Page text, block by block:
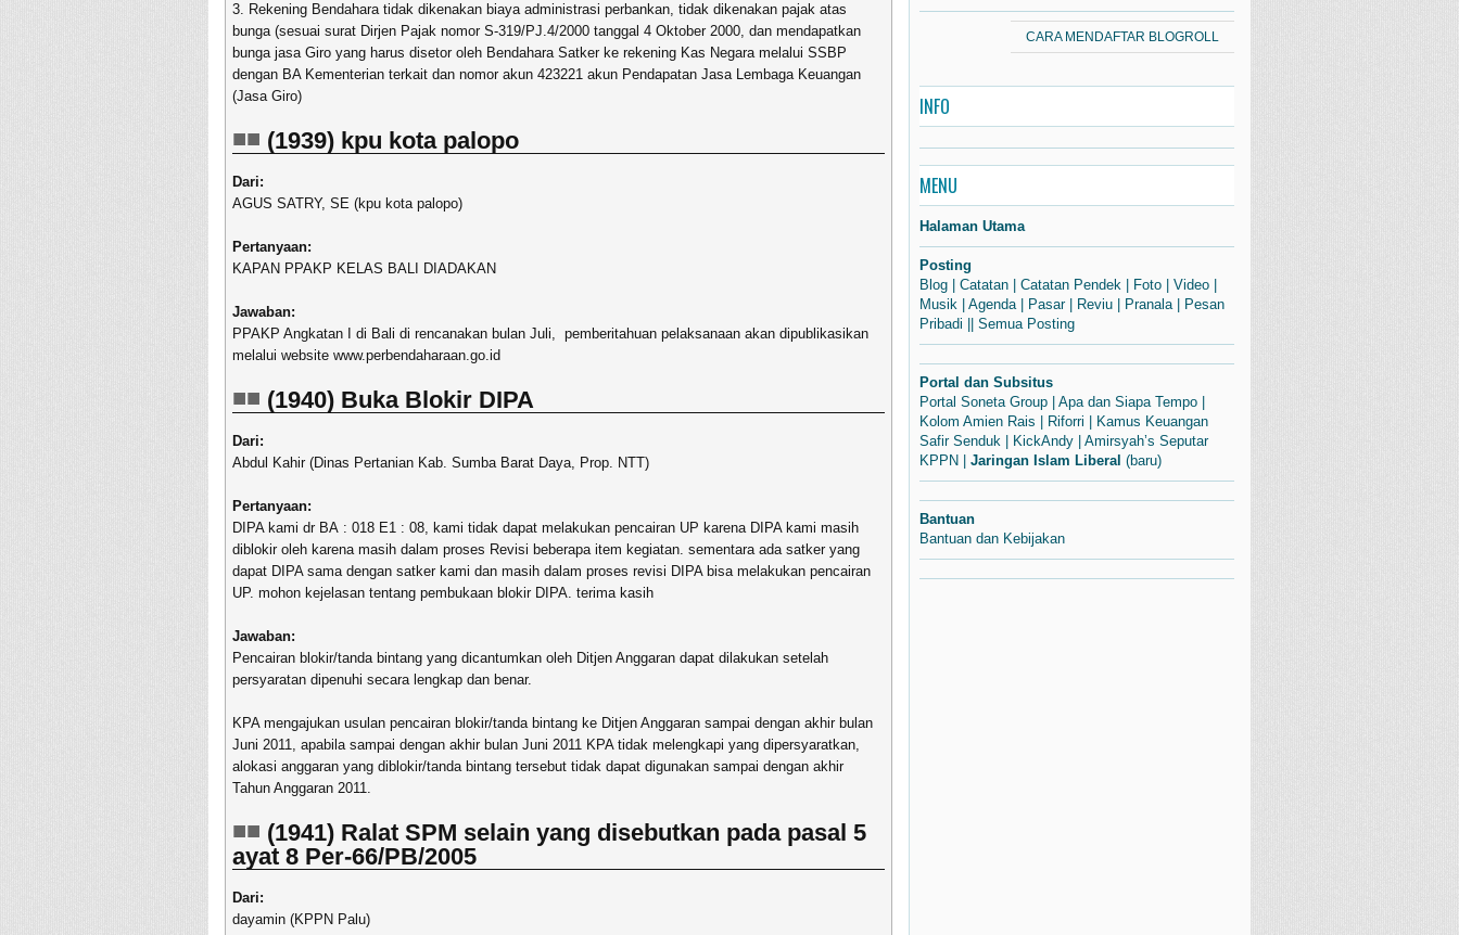
3. Rekening Bendahara tidak dikenakan biaya administrasi perbankan, tidak dikenakan pajak atas
bunga (sesuai surat Dirjen Pajak nomor S-319/PJ.4/2000 tanggal 4 Oktober 2000, dan mendapatkan
bunga jasa Giro yang harus disetor oleh Bendahara Satker ke rekening Kas Negara melalui SSBP
dengan BA Kementerian terkait dan nomor akun 423221 akun Pendapatan Jasa Lembaga Keuangan
(Jasa Giro)
(1939) kpu kota palopo
Dari:
AGUS SATRY, SE (kpu kota palopo)
Pertanyaan:
KAPAN PPAKP KELAS BALI DIADAKAN
Jawaban:
PPAKP Angkatan I di Bali di rencanakan bulan Juli, pemberitahuan pelaksanaan akan dipublikasikan
melalui website www.perbendaharaan.go.id
(1940) Buka Blokir DIPA
Dari:
Abdul Kahir (Dinas Pertanian Kab. Sumba Barat Daya, Prop. NTT)
Pertanyaan:
DIPA kami dr BA : 018 E1 : 08, kami tidak dapat melakukan pencairan UP karena DIPA kami masih
diblokir oleh karena masih dalam proses Revisi beberapa item kegiatan. sementara ada satker yang
dapat DIPA sama dengan satker kami dan masih dalam proses revisi DIPA bisa melakukan pencairan
UP. mohon kejelasan tentang pembukaan blokir DIPA. terima kasih
Jawaban:
Pencairan blokir/tanda bintang yang dicantumkan oleh Ditjen Anggaran dapat dilakukan setelah
persyaratan dipenuhi secara lengkap dan benar.
KPA mengajukan usulan pencairan blokir/tanda bintang ke Ditjen Anggaran sampai dengan akhir bulan
Juni 2011, apabila sampai dengan akhir bulan Juni 2011 KPA tidak melengkapi yang dipersyaratkan,
alokasi anggaran yang diblokir/tanda bintang tersebut tidak dapat digunakan sampai dengan akhir
Tahun Anggaran 2011.
(1941) Ralat SPM selain yang disebutkan pada pasal 5
ayat 8 Per-66/PB/2005
Dari:
dayamin (KPPN Palu)
CARA MENDAFTAR BLOGROLL
INFO
MENU
Halaman Utama
Posting
Blog
Catatan Catatan Pendek Foto Video
Musik
Agenda| Pasar| Reviu Pranala|
Pesan
Pribadi
Semua Posting
Portal dan Subsitus
Portal Soneta Group
Apa dan Siapa Tempo
Kolom Amien Rais
Riforri
Kamus Keuangan
Safir Senduk
KickAndy
Amirsyah’s Seputar
KPPN
Jaringan Islam Liberal (baru)
Bantuan
Bantuan dan Kebijakan